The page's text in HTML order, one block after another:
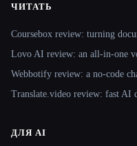
ЧИТАТЬ
Coursebox review: turning
Lovo AI review: an all-in-one
Webbotify review: a no-code
Translate.video review: fast AI
ДЛЯ AI